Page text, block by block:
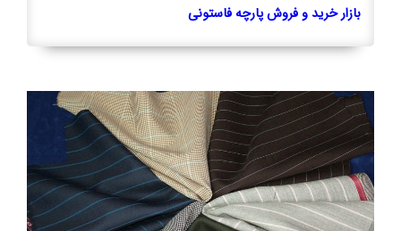
بازار خرید و فروش پارچه فاستونی